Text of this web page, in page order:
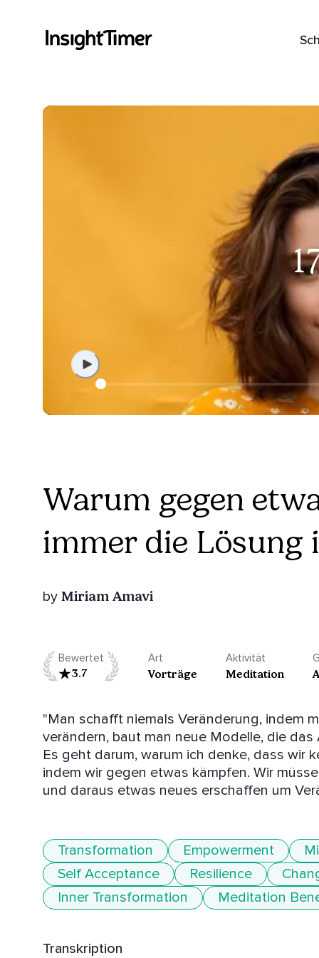
Warum gegen
immer die Lösung
by Miriam Amavi
Bewertet
3.7
Art
Vorträge
Aktivität
Meditation
"Man schafft niemals Veränderung, indem
verändern, baut man neue Modelle, die
Es geht darum, warum ich denke, dass wir
indem wir gegen etwas kämpfen. Wir
und daraus etwas neues erschaffen um
Transformation Empowerment
Self Acceptance
Resilience
Inner Transformation
Meditation
Transkription